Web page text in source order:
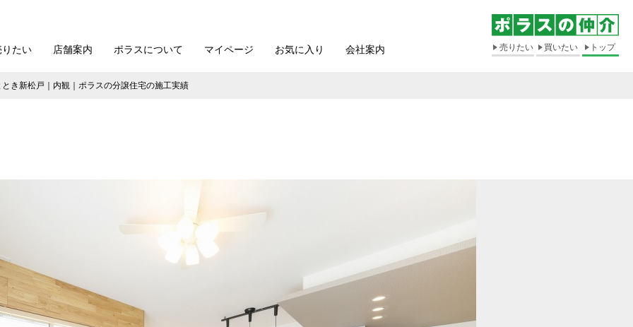
りたい 店舗案内 ポラスについて マイページ お気に入り 会社案内 売りたい 買いたい トップ
とき新松戸｜内観｜ポラスの分譲住宅の施工実績